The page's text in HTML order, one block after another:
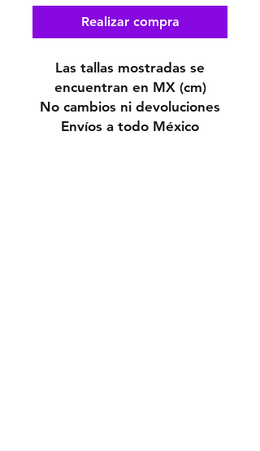
Realizar compra
Las tallas mostradas se
encuentran en MX (cm)
No cambios ni devoluciones
Envíos a todo México